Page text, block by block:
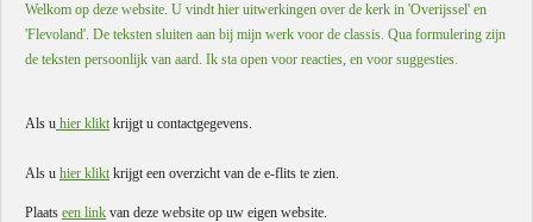
Welkom op deze website. U vindt hier uitwerkingen over de kerk in 'Overijssel' en
'Flevoland'. De teksten sluiten aan bij mijn werk voor de classis. Qua formulering zijn
de teksten persoonlijk van aard. Ik sta open voor reacties, en voor suggesties.
Als u hier klikt krijgt u contactgegevens.
Als u hier klikt krijgt een overzicht van de e-flits te zien.
Plaats een link van deze website op uw eigen website.